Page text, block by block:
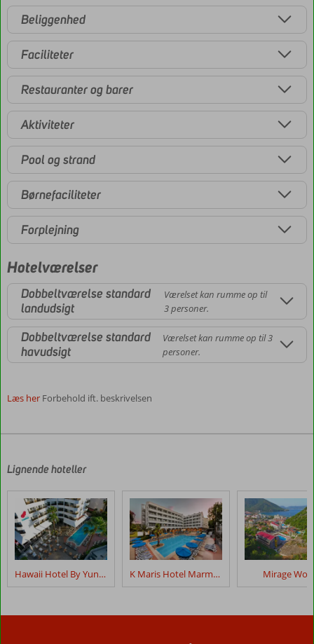
Beliggenhed
Faciliteter
Restauranter og barer
Aktiviteter
Pool og strand
Børnefaciliteter
Forplejning
Hotelværelser
Dobbeltværelse standard
landudsigt
Værelset kan rumme op til
3 personer.
Dobbeltværelse standard
havudsigt
Værelset kan rumme op til 3
personer.
Læs her Forbehold ift. beskrivelsen
af
kunder
efter
deres
ophold
på
Beach
Anmeldelser,
Lignende hoteller
Hawaii Hotel By Yunus K Maris Hotel Marmaris Mirage